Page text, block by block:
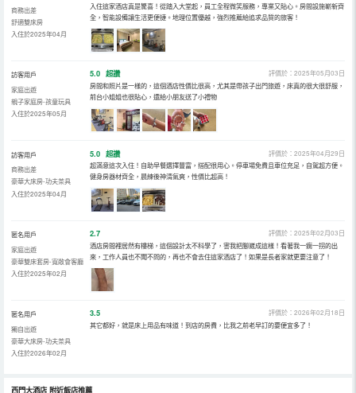
商務出差
舒適雙床房
入住於2025年04月
入住這家酒店真是驚喜！從踏入大堂起，員工全程微笑服務，專業又貼心。房間設施嶄新齊
全，智能設備讓生活更便捷。地理位置優越，強烈推薦給追求品質的旅客！
訪客用戶
家庭出遊
親子家庭房-孩童玩具
入住於2025年05月
5.0 超讚
評價於：2025年05月03日
房間和照片是一樣的，這個酒店性價比很高，尤其是帶孩子出門旅遊，床真的很大很舒服，
前台小姐姐也很貼心，還給小朋友送了小禮物
訪客用戶
商務出差
豪華大床房-功夫茶具
入住於2025年04月
5.0 超讚
評價於：2025年04月29日
超滿意這次入住！自助早餐選擇豐富，搭配很用心。停車場免費且車位充足，自駕超方便。
健身房器材齊全，晨練後神清氣爽，性價比超高！
匿名用戶
家庭出遊
豪華雙床套房-寬敞會客廳
入住於2025年02月
2.7
評價於：2025年02月03日
酒店房間裡居然有樓梯，這個設計太不科學了，害我把腳崴成這樣！看著我一瘸一拐的出
來，工作人員也不聞不問的，再也不會去住這家酒店了！如果是長者家就更要注意了！
匿名用戶
獨自出遊
豪華大床房-功夫茶具
入住於2026年02月
3.5
評價於：2026年02月18日
其它都好，就是床上用品有味道！到店的房費，比我之前老早訂的要便宜多了！
西門大酒店附近飯店推薦